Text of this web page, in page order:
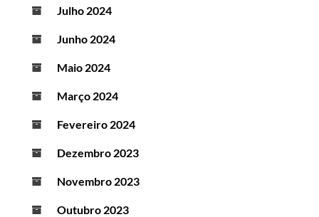
Julho 2024
Junho 2024
Maio 2024
Março 2024
Fevereiro 2024
Dezembro 2023
Novembro 2023
Outubro 2023